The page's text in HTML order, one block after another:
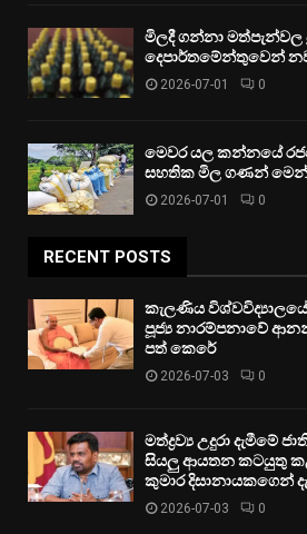
මිලදී ගන්නා මත්පැන්වල
දෙපාර්තමේන්තුවෙන්
2026-07-01 0
මෙවර යල කන්නයේ
සහතික මිල ගණන්
2026-07-01 0
RECENT POSTS
කැලණිය
පූජ්‍ය නාරම්පනාවේ
පත් කෙරේ
2026-07-03 0
මත්ද්‍රව්‍ය උදුරා දැමීමේ
සියලු ආයතන කටයුතු
කුමාර දිසානායකගෙන්
2026-07-03 0